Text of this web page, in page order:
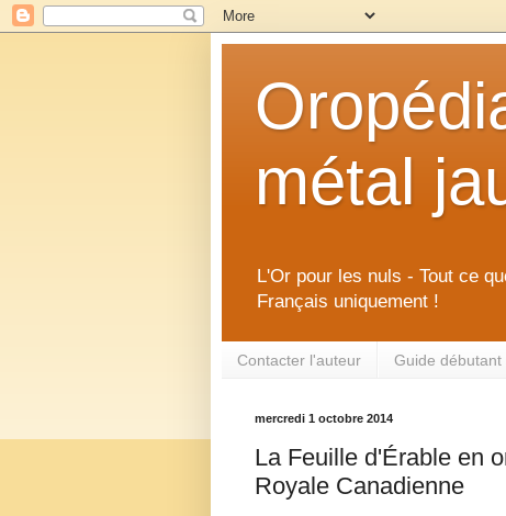
métal
L'Or pour les nuls - Tout ce
Français uniquement !
Contacter l'auteur Guide débutant
mercredi 1 octobre 2014
La Feuille d'Érable en
Royale Canadienne